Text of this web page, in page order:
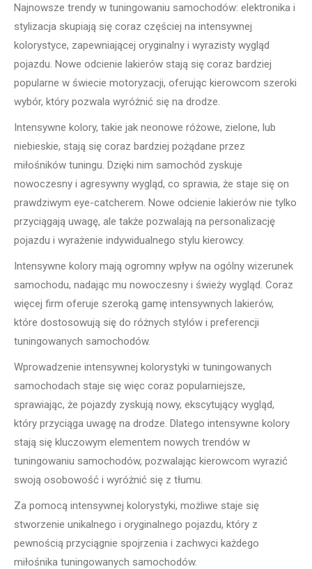
Najnowsze trendy w tuningowaniu samochodów: elektronika i
stylizacja skupiają się coraz częściej na intensywnej
kolorystyce, zapewniającej oryginalny i wyrazisty wygląd
pojazdu. Nowe odcienie lakierów stają się coraz bardziej
popularne w świecie motoryzacji, oferując kierowcom szeroki
wybór, który pozwala wyróżnić się na drodze.
Intensywne kolory, takie jak neonowe różowe, zielone, lub
niebieskie, stają się coraz bardziej pożądane przez
miłośników tuningu. Dzięki nim samochód zyskuje
nowoczesny i agresywny wygląd, co sprawia, że staje się on
prawdziwym eye-catcherem. Nowe odcienie lakierów nie tylko
przyciągają uwagę, ale także pozwalają na personalizację
pojazdu i wyrażenie indywidualnego stylu kierowcy.
Intensywne kolory mają ogromny wpływ na ogólny wizerunek
samochodu, nadając mu nowoczesny i świeży wygląd. Coraz
więcej firm oferuje szeroką gamę intensywnych lakierów,
które dostosowują się do różnych stylów i preferencji
tuningowanych samochodów.
Wprowadzenie intensywnej kolorystyki w tuningowanych
samochodach staje się więc coraz popularniejsze,
sprawiając, że pojazdy zyskują nowy, ekscytujący wygląd,
który przyciąga uwagę na drodze. Dlatego intensywne kolory
stają się kluczowym elementem nowych trendów w
tuningowaniu samochodów, pozwalając kierowcom wyrazić
swoją osobowość i wyróżnić się z tłumu.
Za pomocą intensywnej kolorystyki, możliwe staje się
stworzenie unikalnego i oryginalnego pojazdu, który z
pewnością przyciągnie spojrzenia i zachwyci każdego
miłośnika tuningowanych samochodów.